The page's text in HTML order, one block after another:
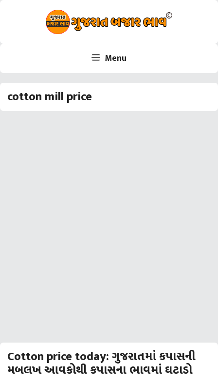
Skip
Menu
cotton mill price
Cotton price today: ગુજરાતમાં કપાસની
મબલખ આવકોથી કપાસના ભાવમાં ઘટાડો